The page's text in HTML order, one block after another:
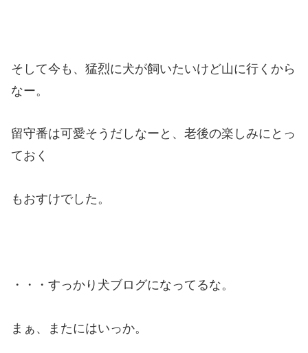
そして今も、猛烈に犬が飼いたいけど山に行くから
なー。
留守番は可愛そうだしなーと、老後の楽しみにとっ
ておく
もおすけでした。
・・・すっかり犬ブログになってるな。
まぁ、またにはいっか。